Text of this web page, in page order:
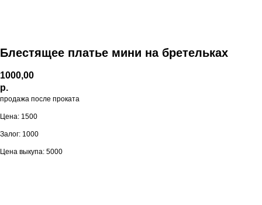
Блестящее платье мини на бретельках
1000,00
р.
продажа после проката
Цена: 1500
Залог: 1000
Цена выкупа: 5000